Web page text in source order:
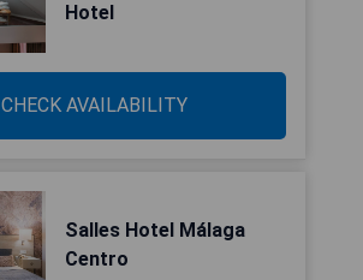
Hotel
CHECK AVAILABILITY
Salles Hotel Málaga
Centro